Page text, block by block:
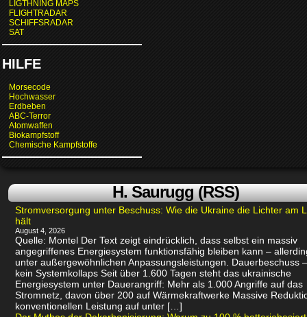
LIGTHNING MAPS
FLIGHTRADAR
SCHIFFSRADAR
SAT
HILFE
Morsecode
Hochwasser
Erdbeben
ABC-Terror
Atomwaffen
Biokampfstoff
Chemische Kampfstoffe
H. Saurugg (RSS)
Stromversorgung unter Beschuss: Wie die Ukraine die Lichter am
hält
August 4, 2026
Quelle: Montel Der Text zeigt eindrücklich, dass selbst ein massiv
angegriffenes Energiesystem funktionsfähig bleiben kann –
unter außergewöhnlichen Anpassungsleistungen. Dauerbeschuss
kein Systemkollaps Seit über 1.600 Tagen steht das ukrainische
Energiesystem unter Dauerangriff: Mehr als 1.000 Angriffe auf das
Stromnetz, davon über 200 auf Wärmekraftwerke Massive
konventionellen Leistung auf unter […]